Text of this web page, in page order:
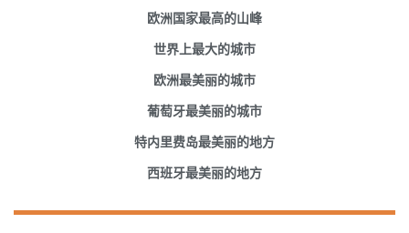
欧洲国家最高的山峰
世界上最大的城市
欧洲最美丽的城市
葡萄牙最美丽的城市
特内里费岛最美丽的地方
西班牙最美丽的地方